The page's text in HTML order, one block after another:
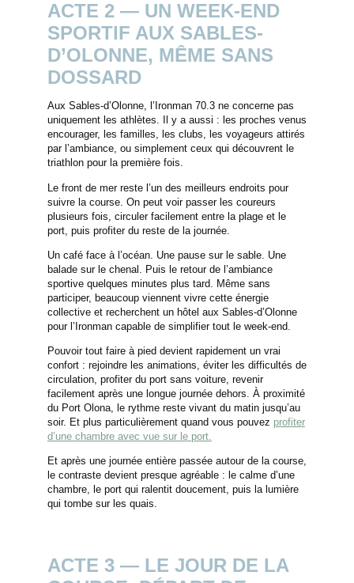
ACTE 2 — UN WEEK-END
SPORTIF AUX SABLES-
D’OLONNE, MÊME SANS
DOSSARD
Aux Sables-d’Olonne, l’Ironman 70.3 ne concerne pas
uniquement les athlètes. Il y a aussi : les proches venus
encourager, les familles, les clubs, les voyageurs attirés
par l’ambiance, ou simplement ceux qui découvrent le
triathlon pour la première fois.
Le front de mer reste l’un des meilleurs endroits pour
suivre la course. On peut voir passer les coureurs
plusieurs fois, circuler facilement entre la plage et le
port, puis profiter du reste de la journée.
Un café face à l’océan. Une pause sur le sable. Une
balade sur le chenal. Puis le retour de l’ambiance
sportive quelques minutes plus tard. Même sans
participer, beaucoup viennent vivre cette énergie
collective et recherchent un hôtel aux Sables-d’Olonne
pour l’Ironman capable de simplifier tout le week-end.
Pouvoir tout faire à pied devient rapidement un vrai
confort : rejoindre les animations, éviter les difficultés de
circulation, profiter du port sans voiture, revenir
facilement après une longue journée dehors. À proximité
du Port Olona, le rythme reste vivant du matin jusqu’au
soir. Et plus particulièrement quand vous pouvez profiter
d’une chambre avec vue sur le port.
Et après une journée entière passée autour de la course,
le contraste devient presque agréable : le calme d’une
chambre, le port qui ralentit doucement, puis la lumière
qui tombe sur les quais.
ACTE 3 — LE JOUR DE LA